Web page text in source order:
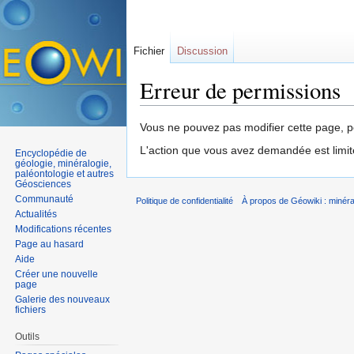
Erreur de permissions
Vous ne pouvez pas modifier cette page,
L'action que vous avez demandée est
Fichier Discussion
Encyclopédie de
géologie, minéralogie,
paléontologie et autres
Géosciences
Communauté
Actualités
Modifications récentes
Page au hasard
Aide
Créer une nouvelle
page
Galerie des nouveaux
fichiers
Outils
Politique de confidentialité À propos de Géowiki :